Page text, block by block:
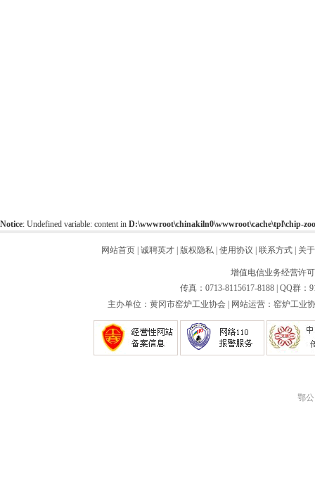
Notice: Undefined variable: content in D:\wwwroot\chinakiln0\wwwroot\cache\tpl\chip-
网站首页 诚聘英才 版权隐私 使用协议 联系方式 关
增值电信业务经营许
传真：0713-8115617-8188 | QQ群：
主办单位：黄冈市窑炉工业协会 | 网站运营：窑炉工业
鄂公